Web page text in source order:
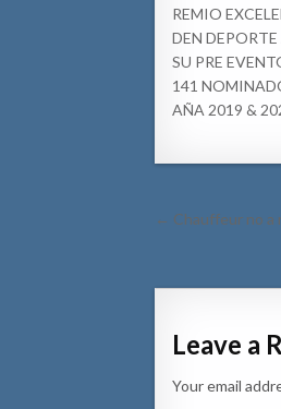
REMIO
DEN DEPORTE
SU PRE
141
AÑA 2019 &
Post
← Chauffeur no a
Leave a
Your email